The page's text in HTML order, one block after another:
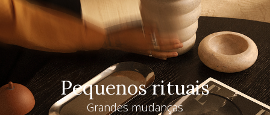
Pequenos rituais
Grandes mudanças